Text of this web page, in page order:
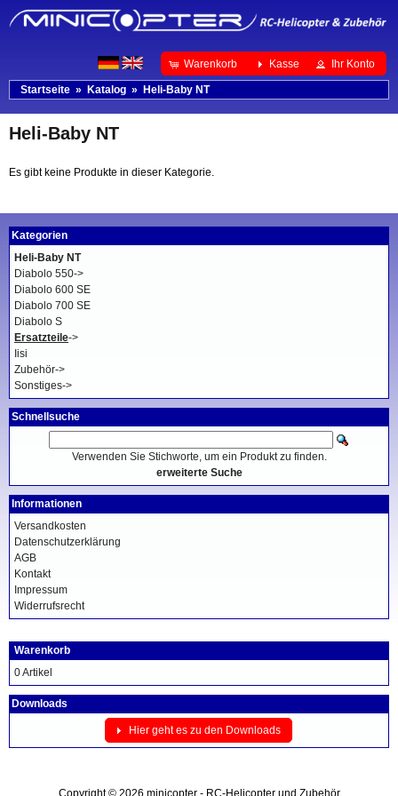
Warenkorb Kasse Ihr Konto
Startseite » Katalog » Heli-Baby NT
Heli-Baby NT
Es gibt keine Produkte in dieser Kategorie.
Kategorien
Heli-Baby NT
Diabolo 550->
Diabolo 600 SE
Diabolo 700 SE
Diabolo S
Ersatzteile->
Iisi
Zubehör->
Sonstiges->
Schnellsuche
Verwenden Sie Stichworte, um ein Produkt zu finden.
erweiterte Suche
Informationen
Versandkosten
Datenschutzerklärung
AGB
Kontakt
Impressum
Widerrufsrecht
Warenkorb
0 Artikel
Downloads
Hier geht es zu den Downloads
Copyright © 2026 minicopter - RC-Helicopter und Zubehör